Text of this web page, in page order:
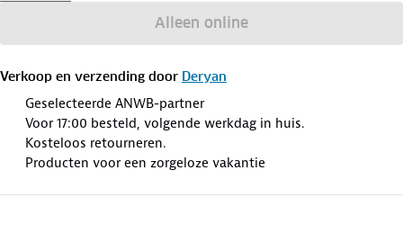
Alleen online
Verkoop en verzending door Deryan
Geselecteerde ANWB-partner
Voor 17:00 besteld, volgende werkdag in huis.
Kosteloos retourneren.
Producten voor een zorgeloze vakantie